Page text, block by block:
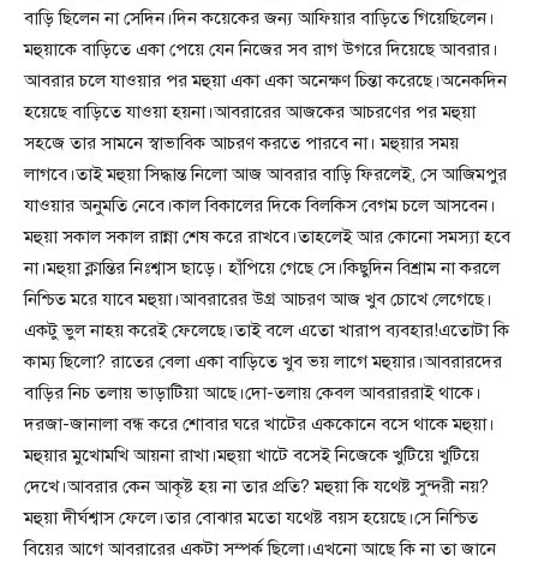
বাড়ি ছিলেন না সেদিন।দিন কয়েকের জন্য আফিয়ার বাড়িতে গিয়েছিলেন।
মহুয়াকে বাড়িতে একা পেয়ে যেন নিজের সব রাগ উগরে দিয়েছে আবরার।
আবরার চলে যাওয়ার পর মহুয়া একা একা অনেক্ষণ চিন্তা করেছে।অনেকদিন
হয়েছে বাড়িতে যাওয়া হয়না।আবরারের আজকের আচরণের পর মহুয়া
সহজে তার সামনে স্বাভাবিক আচরণ করতে পারবে না। মহুয়ার সময়
লাগবে।তাই মহুয়া সিদ্ধান্ত নিলো আজ আবরার বাড়ি ফিরলেই, সে আজিমপুর
যাওয়ার অনুমতি নেবে।কাল বিকালের দিকে বিলকিস বেগম চলে আসবেন।
মহুয়া সকাল সকাল রান্না শেষ করে রাখবে।তাহলেই আর কোনো সমস্যা হবে
না।মহুয়া ক্লান্তির নিঃশ্বাস ছাড়ে। হাঁপিয়ে গেছে সে।কিছুদিন বিশ্রাম না করলে
নিশ্চিত মরে যাবে মহুয়া।আবরারের উগ্র আচরণ আজ খুব চোখে লেগেছে।
একটু ভুল নাহয় করেই ফেলেছে।তাই বলে এতো খারাপ ব্যবহার!এতোটা কি
কাম্য ছিলো? রাতের বেলা একা বাড়িতে খুব ভয় লাগে মহুয়ার।আবরারদের
বাড়ির নিচ তলায় ভাড়াটিয়া আছে।দো-তলায় কেবল আবরাররাই থাকে।
দরজা-জানালা বন্ধ করে শোবার ঘরে খাটের এককোনে বসে থাকে মহুয়া।
মহুয়ার মুখোমখি আয়না রাখা।মহুয়া খাটে বসেই নিজেকে খুটিয়ে খুটিয়ে
দেখে।আবরার কেন আকৃষ্ট হয় না তার প্রতি? মহুয়া কি যথেষ্ট সুন্দরী নয়?
মহুয়া দীর্ঘশ্বাস ফেলে।তার বোঝার মতো যথেষ্ট বয়স হয়েছে।সে নিশ্চিত
বিয়ের আগে আবরারের একটা সম্পর্ক ছিলো।এখনো আছে কি না তা জানে